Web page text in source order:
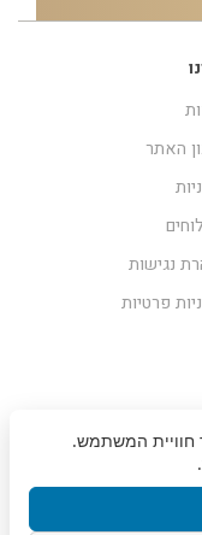
האתר
נגישות
פרטיות
חוויית המשתמש.